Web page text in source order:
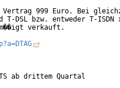
Vertrag 999 Euro. Bei
T-DSL bzw. entweder T-
verkauft.
ab drittem Quartal